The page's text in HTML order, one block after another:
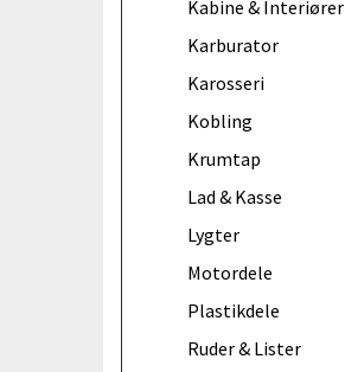
Kabine & Interiører
Karburator
Karosseri
Kobling
Krumtap
Lad & Kasse
Lygter
Motordele
Plastikdele
Ruder & Lister